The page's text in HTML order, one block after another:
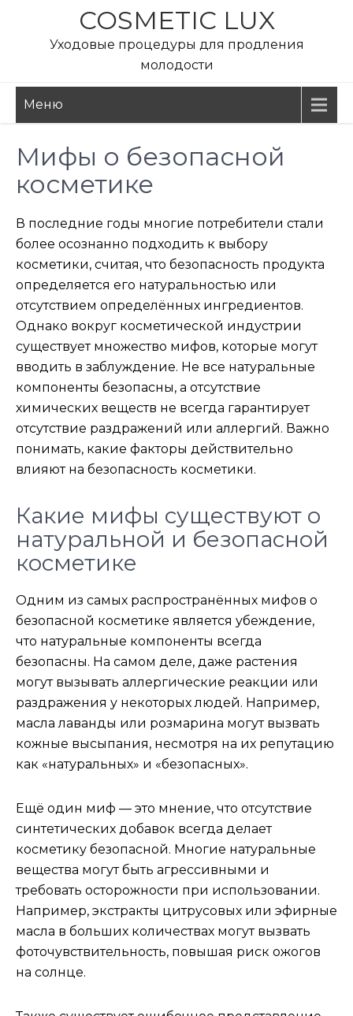
содержимому
COSMETIC LUX
Уходовые процедуры для продления
молодости
Меню
Мифы о безопасной
косметике
В последние годы многие потребители стали
более осознанно подходить к выбору
косметики, считая, что безопасность продукта
определяется его натуральностью или
отсутствием определённых ингредиентов.
Однако вокруг косметической индустрии
существует множество мифов, которые могут
вводить в заблуждение. Не все натуральные
компоненты безопасны, а отсутствие
химических веществ не всегда гарантирует
отсутствие раздражений или аллергий. Важно
понимать, какие факторы действительно
влияют на безопасность косметики.
Какие мифы существуют о
натуральной и безопасной
косметике
Одним из самых распространённых мифов о
безопасной косметике является убеждение,
что натуральные компоненты всегда
безопасны. На самом деле, даже растения
могут вызывать аллергические реакции или
раздражения у некоторых людей. Например,
масла лаванды или розмарина могут вызвать
кожные высыпания, несмотря на их репутацию
как «натуральных» и «безопасных».
Ещё один миф — это мнение, что отсутствие
синтетических добавок всегда делает
косметику безопасной. Многие натуральные
вещества могут быть агрессивными и
требовать осторожности при использовании.
Например, экстракты цитрусовых или эфирные
масла в больших количествах могут вызвать
фоточувствительность, повышая риск ожогов
на солнце.